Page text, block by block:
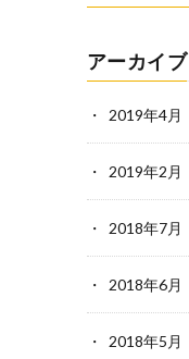
アーカイブ
2019年4月
2019年2月
2018年7月
2018年6月
2018年5月